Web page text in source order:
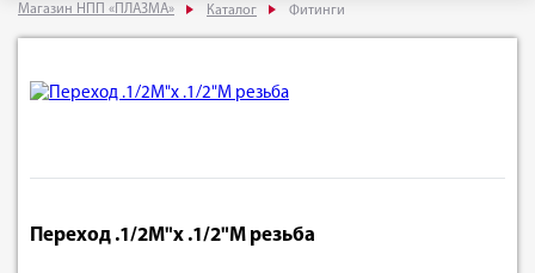
Магазин НПП «ПЛАЗМА» Каталог Фитинги
Переход .1/2M"х .1/2"M резьба